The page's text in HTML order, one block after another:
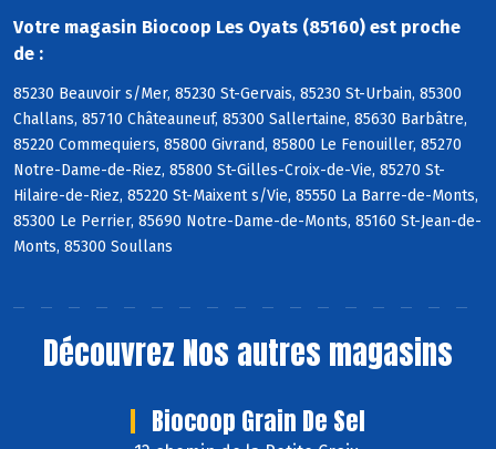
Votre magasin Biocoop Les Oyats (85160) est proche
de :
85230 Beauvoir s/Mer, 85230 St-Gervais, 85230 St-Urbain, 85300
Challans, 85710 Châteauneuf, 85300 Sallertaine, 85630 Barbâtre,
85220 Commequiers, 85800 Givrand, 85800 Le Fenouiller, 85270
Notre-Dame-de-Riez, 85800 St-Gilles-Croix-de-Vie, 85270 St-
Hilaire-de-Riez, 85220 St-Maixent s/Vie, 85550 La Barre-de-Monts,
85300 Le Perrier, 85690 Notre-Dame-de-Monts, 85160 St-Jean-de-
Monts, 85300 Soullans
Découvrez Nos autres magasins
Biocoop Grain De Sel